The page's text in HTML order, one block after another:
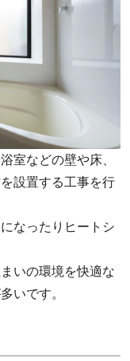
室などの壁や床、
設置する工事を行
なったりヒートシ
いの環境を快適な
いです。